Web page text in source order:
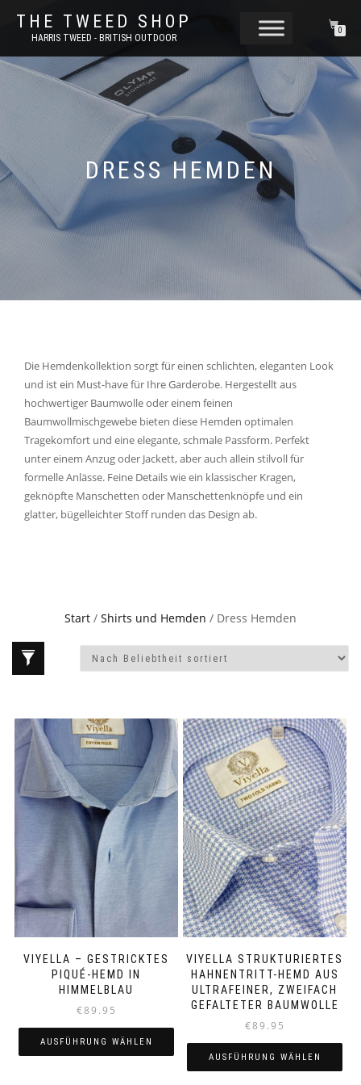
THE TWEED SHOP
HARRIS TWEED - BRITISH OUTDOOR
0
DRESS HEMDEN
Die Hemdenkollektion sorgt für einen schlichten, eleganten Look
und ist ein Must-have für Ihre Garderobe. Hergestellt aus
hochwertiger Baumwolle oder einem feinen
Baumwollmischgewebe bieten diese Hemden optimalen
Tragekomfort und eine elegante, schmale Passform. Perfekt
unter einem Anzug oder Jackett, aber auch allein stilvoll für
formelle Anlässe. Feine Details wie ein klassischer Kragen,
geknöpfte Manschetten oder Manschettenknöpfe und ein
glatter, bügelleichter Stoff runden das Design ab.
Start / Shirts und Hemden / Dress Hemden
VIYELLA – GESTRICKTES
PIQUÉ-HEMD IN
HIMMELBLAU
€89.95
AUSFÜHRUNG WÄHLEN
VIYELLA STRUKTURIERTES
HAHNENTRITT-HEMD AUS
ULTRAFEINER, ZWEIFACH
GEFALTETER BAUMWOLLE
€89.95
AUSFÜHRUNG WÄHLEN